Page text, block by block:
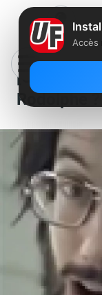
[Clin
Rodolphe ?
Accès